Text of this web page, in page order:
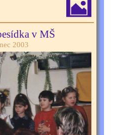
v MŠ
2003